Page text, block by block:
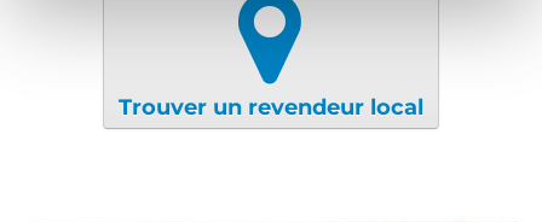
Trouver un revendeur local